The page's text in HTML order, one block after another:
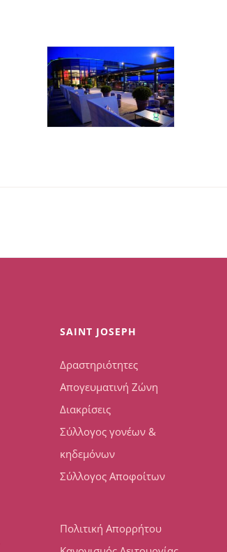
SAINT JOSEPH
Δραστηριότητες
Απογευματινή Ζώνη
Διακρίσεις
Σύλλογος γονέων &
κηδεμόνων
Σύλλογος Αποφοίτων
Πολιτική Απορρήτου